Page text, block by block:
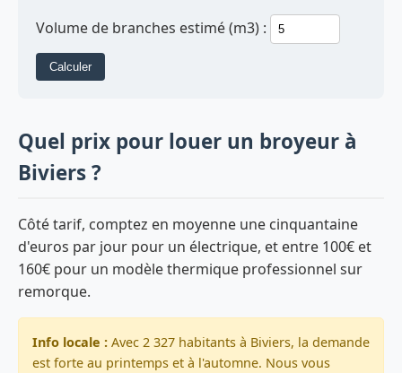
Volume de branches estimé (m3) :
Calculer
Quel prix pour louer un broyeur à
Biviers ?
Côté tarif, comptez en moyenne une cinquantaine
d'euros par jour pour un électrique, et entre 100€ et
160€ pour un modèle thermique professionnel sur
remorque.
Info locale : Avec 2 327 habitants à Biviers, la demande
est forte au printemps et à l'automne. Nous vous